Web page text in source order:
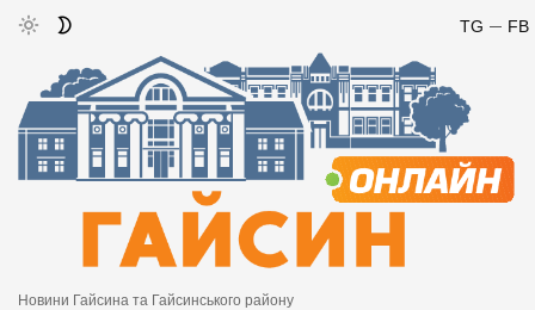
FB
TG
Новини Гайсина та Гайсинського району